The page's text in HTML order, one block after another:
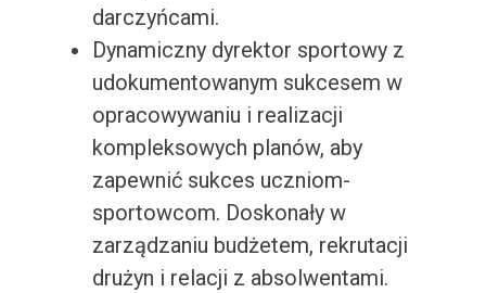
darczyńcami.
Dynamiczny dyrektor sportowy z
udokumentowanym sukcesem w
opracowywaniu i realizacji
kompleksowych planów, aby
zapewnić sukces uczniom-
sportowcom. Doskonały w
zarządzaniu budżetem, rekrutacji
drużyn i relacji z absolwentami.